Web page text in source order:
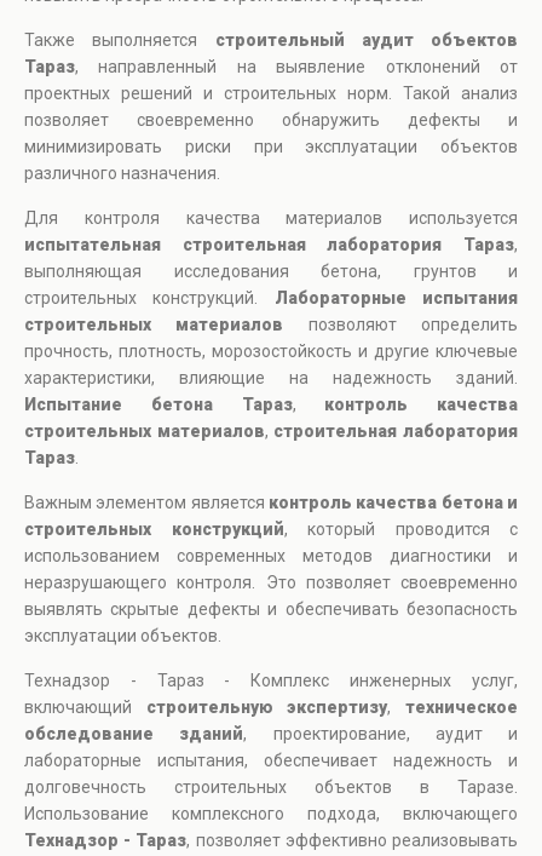
Также выполняется строительный аудит объектов
Тараз, направленный на выявление отклонений от
проектных решений и строительных норм. Такой анализ
позволяет своевременно обнаружить дефекты и
минимизировать риски при эксплуатации объектов
различного назначения.
Для контроля качества материалов используется
испытательная строительная лаборатория Тараз,
выполняющая исследования бетона, грунтов и
строительных конструкций. Лабораторные испытания
строительных материалов позволяют определить
прочность, плотность, морозостойкость и другие ключевые
характеристики, влияющие на надежность зданий.
Испытание бетона Тараз, контроль качества
строительных материалов, строительная лаборатория
Тараз
Важным элементом является контроль качества бетона и
строительных конструкций, который проводится с
использованием современных методов диагностики и
неразрушающего контроля. Это позволяет своевременно
выявлять скрытые дефекты и обеспечивать безопасность
эксплуатации объектов.
Технадзор - Тараз - Комплекс инженерных услуг,
включающий строительную экспертизу,техническое
обследование зданий, проектирование, аудит и
лабораторные испытания, обеспечивает надежность и
долговечность строительных объектов в Таразе.
Использование комплексного подхода, включающего
Технадзор - Тараз, позволяет эффективно реализовывать